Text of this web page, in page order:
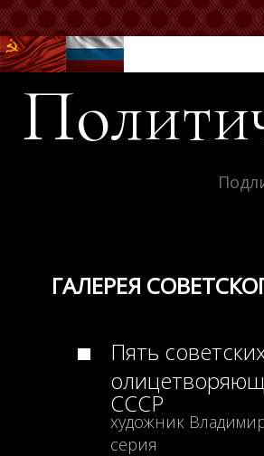
ГАЛЕРЕЯ
Пять
СССР
художник
серия